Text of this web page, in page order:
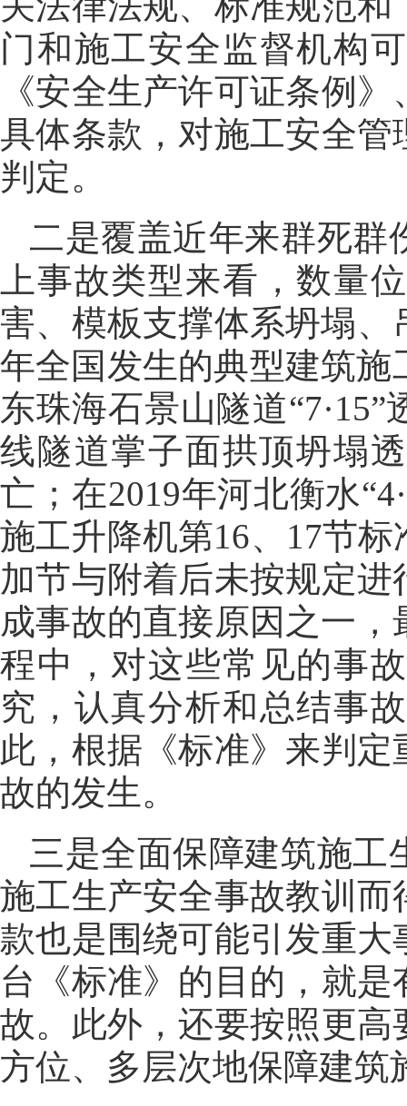
门和施工安全监督机构
《安全生产许可证条例
具体条款，对施工安全
判定。
二是覆盖近年来群死群
上事故类型来看，数量
害、模板支撑体系坍塌
年全国发生的典型建筑施
东珠海石景山隧道
线隧道掌子面拱顶坍塌
亡；在2019年河北衡水
施工升降机第16、17节
加节与附着后未按规定
成事故的直接原因之一
程中，对这些常见的事
究，认真分析和总结事
此，根据《标准》来判
故的发生。
三是全面保障建筑施工
施工生产安全事故教训
款也是围绕可能引发重
台《标准》的目的，就
故。此外，还要按照更
方位、多层次地保障建筑